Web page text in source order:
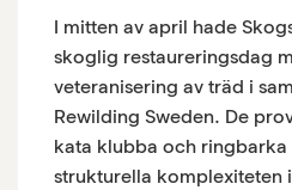
I mitten av april hade
skoglig restaureringsdag
veteranisering av träd i
Rewilding Sweden. De
kata klubba och
strukturella komplexiteten